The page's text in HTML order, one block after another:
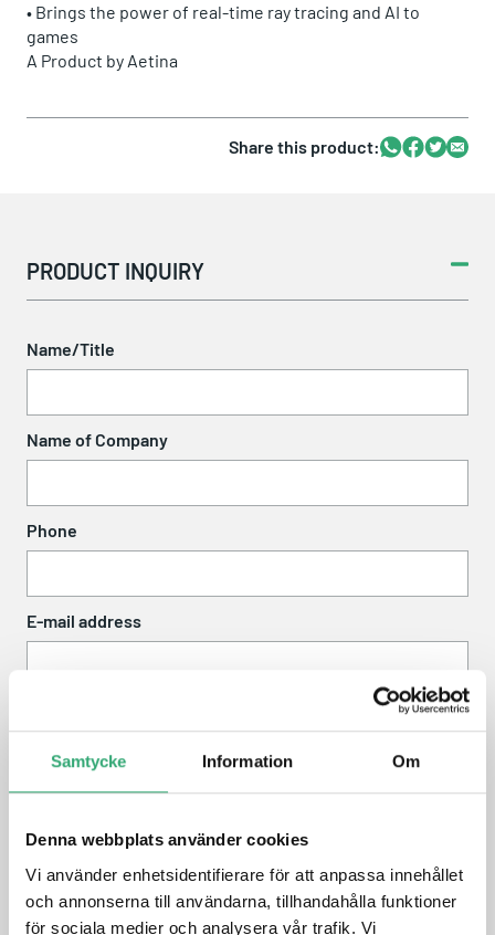
Samtycke Information Om
Denna webbplats använder cookies
Vi använder enhetsidentifierare för att anpassa innehållet
och annonserna till användarna, tillhandahålla funktioner
för sociala medier och analysera vår trafik. Vi
• Brings the power of real-time ray tracing and AI to
games
A Product by Aetina
Share this product:Whatsapp
Facebook
Twitter
Email
PRODUCT INQUIRY
Name/Title
Name of Company
Phone
E-mail address
Quantity